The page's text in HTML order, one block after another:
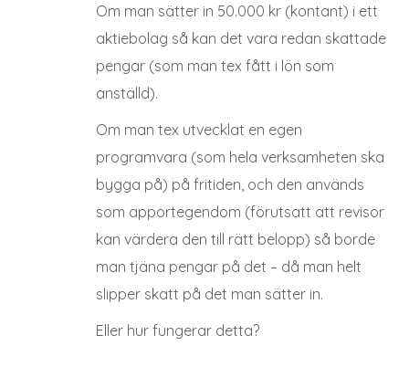
Om man sätter in 50.000 kr (kontant) i ett
aktiebolag så kan det vara redan skattade
pengar (som man tex fått i lön som
anställd).
Om man tex utvecklat en egen
programvara (som hela verksamheten ska
bygga på) på fritiden, och den används
som apportegendom (förutsatt att revisor
kan värdera den till rätt belopp) så borde
man tjäna pengar på det – då man helt
slipper skatt på det man sätter in.
Eller hur fungerar detta?